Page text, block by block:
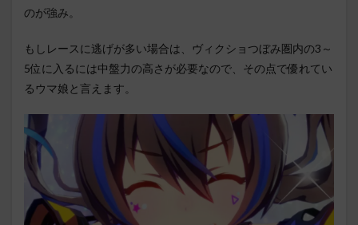
のが強み。
もしレースに逃げが多い場合は、ヴィクショつぼみ圏内の3～
5位に入るには中盤力の高さが必要なので、その点で優れてい
るウマ娘と言えます。